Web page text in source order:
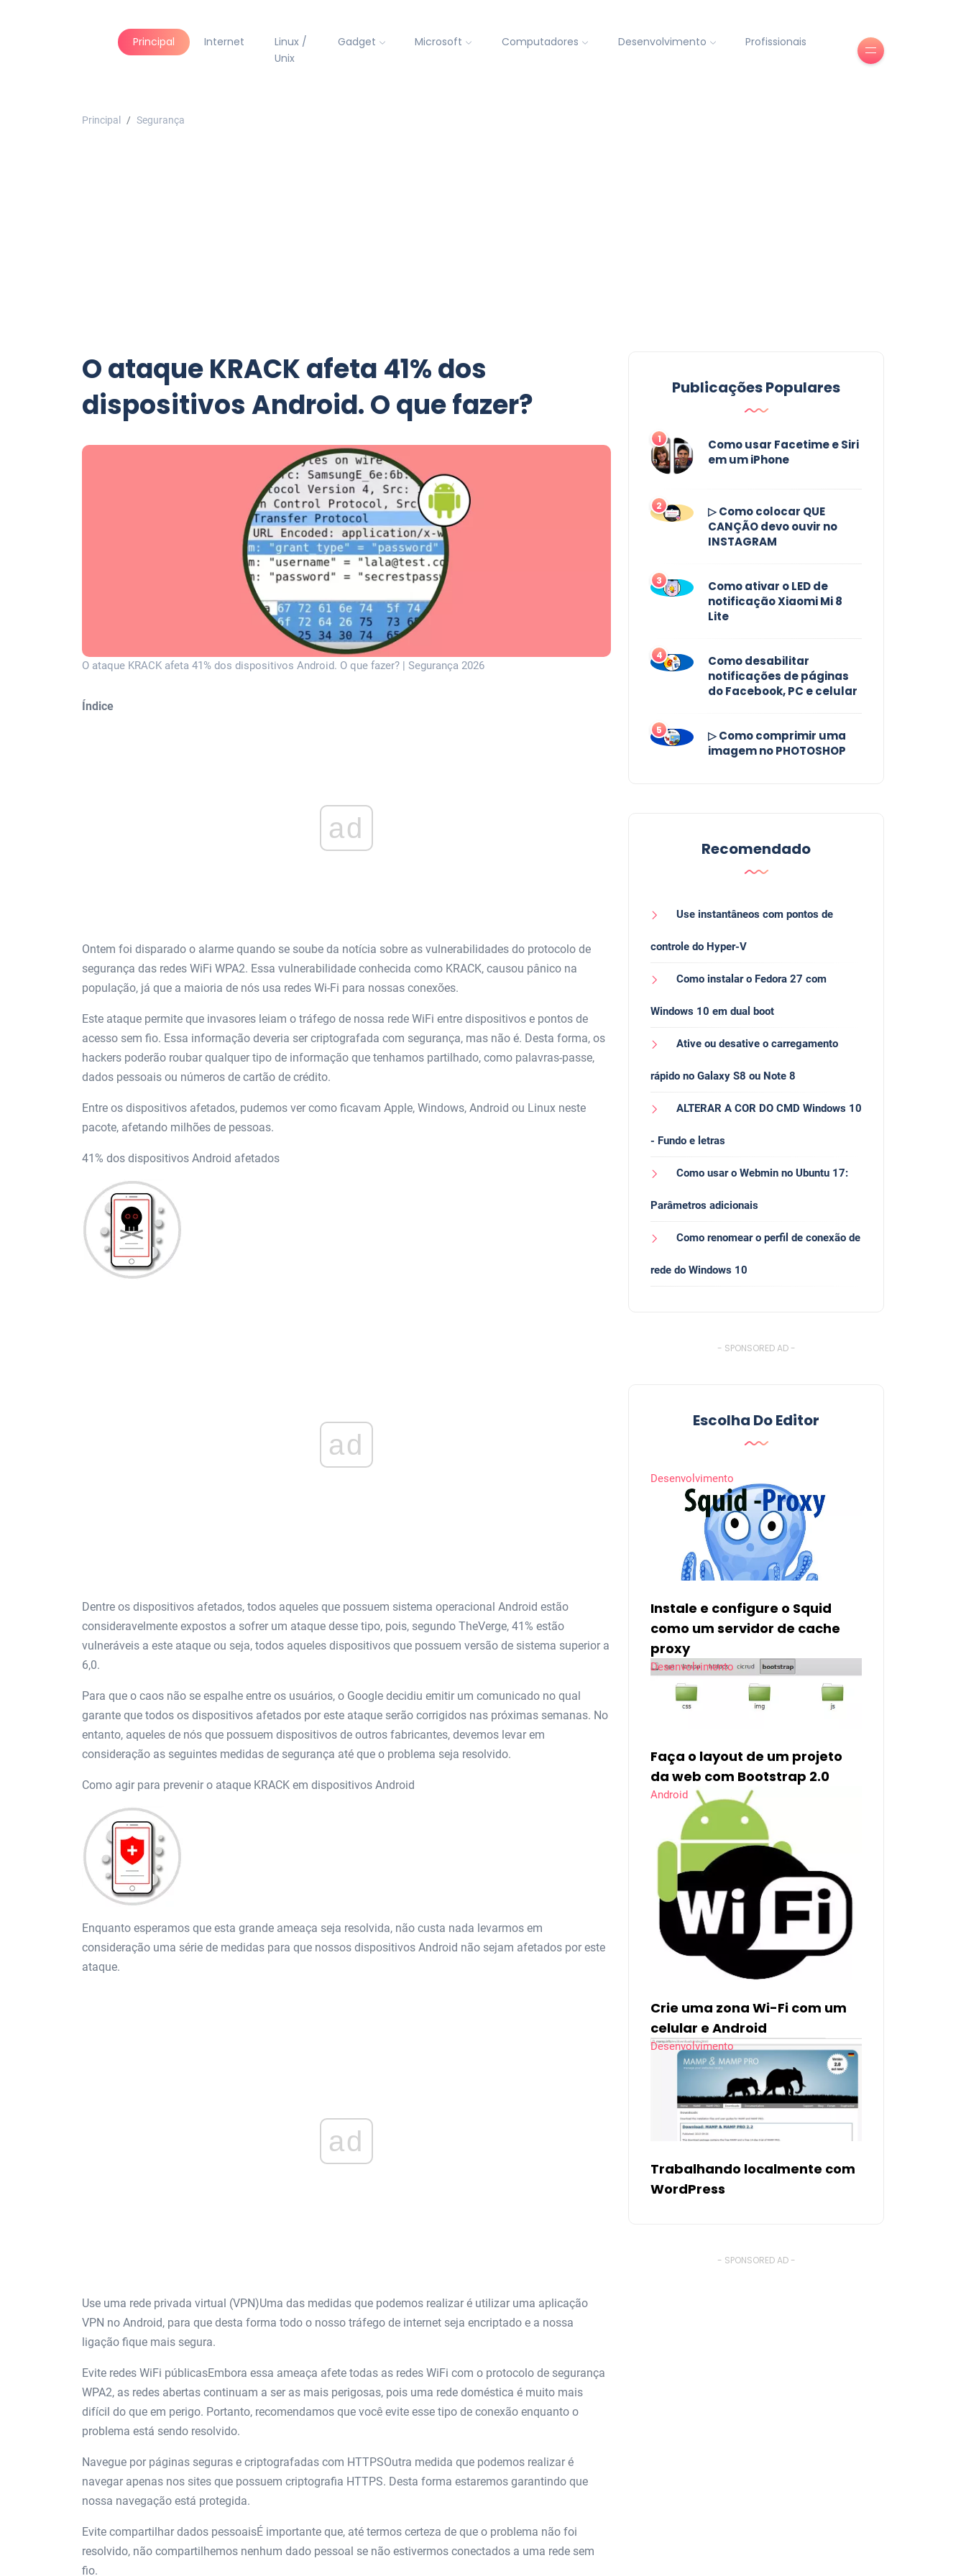
Principal Internet
Linux /
Unix
Gadget Microsoft Computadores Desenvolvimento Profissionais
Principal Segurança
O ataque KRACK afeta 41% dos
dispositivos Android. O que fazer?
O ataque KRACK afeta 41% dos dispositivos Android. O que fazer? | Segurança 2026
Índice
ad
Ontem foi disparado o alarme quando se soube da notícia sobre as vulnerabilidades do protocolo de
segurança das redes WiFi WPA2. Essa vulnerabilidade conhecida como KRACK, causou pânico na
população, já que a maioria de nós usa redes Wi-Fi para nossas conexões.
Este ataque permite que invasores leiam o tráfego de nossa rede WiFi entre dispositivos e pontos de
acesso sem fio. Essa informação deveria ser criptografada com segurança, mas não é. Desta forma, os
hackers poderão roubar qualquer tipo de informação que tenhamos partilhado, como palavras-passe,
dados pessoais ou números de cartão de crédito.
Entre os dispositivos afetados, pudemos ver como ficavam Apple, Windows, Android ou Linux neste
pacote, afetando milhões de pessoas.
41% dos dispositivos Android afetados
ad
Dentre os dispositivos afetados, todos aqueles que possuem sistema operacional Android estão
consideravelmente expostos a sofrer um ataque desse tipo, pois, segundo TheVerge, 41% estão
vulneráveis ​​a este ataque ou seja, todos aqueles dispositivos que possuem versão de sistema superior a
6,0.
Para que o caos não se espalhe entre os usuários, o Google decidiu emitir um comunicado no qual
garante que todos os dispositivos afetados por este ataque serão corrigidos nas próximas semanas. No
entanto, aqueles de nós que possuem dispositivos de outros fabricantes, devemos levar em
consideração as seguintes medidas de segurança até que o problema seja resolvido.
Como agir para prevenir o ataque KRACK em dispositivos Android
Enquanto esperamos que esta grande ameaça seja resolvida, não custa nada levarmos em
consideração uma série de medidas para que nossos dispositivos Android não sejam afetados por este
ataque.
ad
Use uma rede privada virtual (VPN)Uma das medidas que podemos realizar é utilizar uma aplicação
VPN no Android, para que desta forma todo o nosso tráfego de internet seja encriptado e a nossa
ligação fique mais segura.
Evite redes WiFi públicasEmbora essa ameaça afete todas as redes WiFi com o protocolo de segurança
WPA2, as redes abertas continuam a ser as mais perigosas, pois uma rede doméstica é muito mais
difícil do que em perigo. Portanto, recomendamos que você evite esse tipo de conexão enquanto o
problema está sendo resolvido.
Navegue por páginas seguras e criptografadas com HTTPSOutra medida que podemos realizar é
navegar apenas nos sites que possuem criptografia HTTPS. Desta forma estaremos garantindo que
nossa navegação está protegida.
Evite compartilhar dados pessoaisÉ importante que, até termos certeza de que o problema não foi
resolvido, não compartilhemos nenhum dado pessoal se não estivermos conectados a uma rede sem
fio.
Publicações Populares
1
Como usar Facetime e Siri
em um iPhone
2
▷ Como colocar QUE
CANÇÃO devo ouvir no
INSTAGRAM
3
Como ativar o LED de
notificação Xiaomi Mi 8
Lite
4
Como desabilitar
notificações de páginas
do Facebook, PC e celular
5
▷ Como comprimir uma
imagem no PHOTOSHOP
Recomendado
Use instantâneos com pontos de
controle do Hyper-V
Como instalar o Fedora 27 com
Windows 10 em dual boot
Ative ou desative o carregamento
rápido no Galaxy S8 ou Note 8
ALTERAR A COR DO CMD Windows 10
- Fundo e letras
Como usar o Webmin no Ubuntu 17:
Parâmetros adicionais
Como renomear o perfil de conexão de
rede do Windows 10
- SPONSORED AD -
Escolha Do Editor
Desenvolvimento
Instale e configure o Squid
como um servidor de cache
proxy
Desenvolvimento
Faça o layout de um projeto
da web com Bootstrap 2.0
Android
Crie uma zona Wi-Fi com um
celular e Android
Desenvolvimento
Trabalhando localmente com
WordPress
- SPONSORED AD -